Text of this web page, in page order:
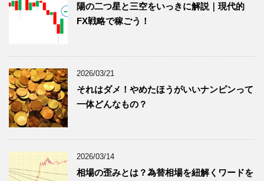
陽の二つ星と三空をいっきに解説｜現代的
FX戦略で稼ごう！
2026/03/21
それはダメ！やめたほうがいいナンピンって
一体どんなもの？
2026/03/14
相場の歪みとは？為替相場を紐解くワードを